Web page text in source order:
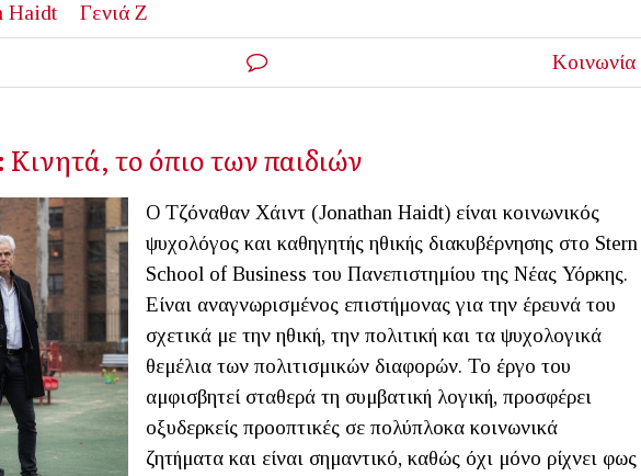
Haidt Γενιά Ζ
Κοινωνία
το όπιο των παιδιών
Ο Τζόναθαν Χάιντ (Jonathan Haidt) είναι κοινωνικός
ψυχολόγος και καθηγητής ηθικής διακυβέρνησης στο Stern
School of Business του Πανεπιστημίου της Νέας Υόρκης.
Είναι αναγνωρισμένος επιστήμονας για την έρευνά του
σχετικά με την ηθική, την πολιτική και τα ψυχολογικά
θεμέλια των πολιτισμικών διαφορών. Το έργο του
αμφισβητεί σταθερά τη συμβατική λογική, προσφέρει
οξυδερκείς προοπτικές σε πολύπλοκα κοινωνικά
ζητήματα και είναι σημαντικό, καθώς όχι μόνο ρίχνει φως